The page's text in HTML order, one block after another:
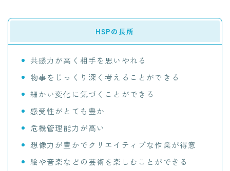
HSPの長所
共感力が高く相手を思いやれる
物事をじっくり深く考えることができる
細かい変化に気づくことができる
感受性がとても豊か
危機管理能力が高い
想像力が豊かでクリエイティブな作業が得意
絵や音楽などの芸術を楽しむことができる